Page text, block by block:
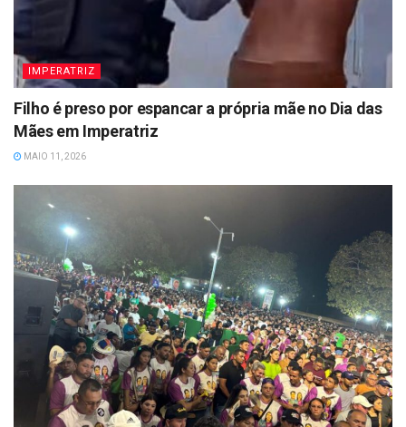
IMPERATRIZ
Filho é preso por espancar a própria mãe no Dia das
Mães em Imperatriz
MAIO 11, 2026